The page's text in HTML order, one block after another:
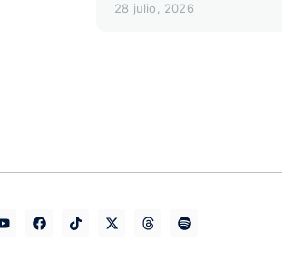
28 julio, 2026